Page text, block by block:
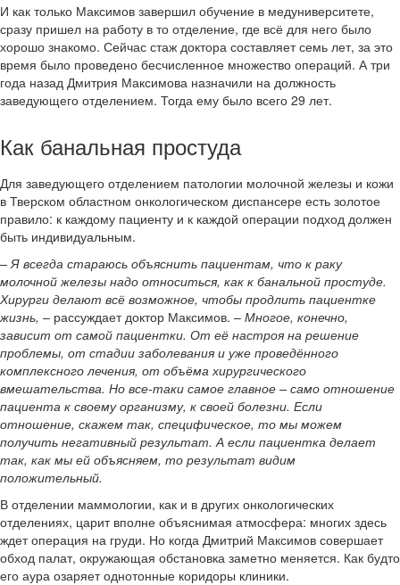
И как только Максимов завершил обучение в медуниверситете,
сразу пришел на работу в то отделение, где всё для него было
хорошо знакомо. Сейчас стаж доктора составляет семь лет, за это
время было проведено бесчисленное множество операций. А три
года назад Дмитрия Максимова назначили на должность
заведующего отделением. Тогда ему было всего 29 лет.
Как банальная простуда
Для заведующего отделением патологии молочной железы и кожи
в Тверском областном онкологическом диспансере есть золотое
правило: к каждому пациенту и к каждой операции подход должен
быть индивидуальным.
– Я всегда стараюсь объяснить пациентам, что к раку
молочной железы надо относиться, как к банальной простуде.
Хирурги делают всё возможное, чтобы продлить пациентке
жизнь, – рассуждает доктор Максимов. – Многое, конечно,
зависит от самой пациентки. От её настроя на решение
проблемы, от стадии заболевания и уже проведённого
комплексного лечения, от объёма хирургического
вмешательства. Но все-таки самое главное – само отношение
пациента к своему организму, к своей болезни. Если
отношение, скажем так, специфическое, то мы можем
получить негативный результат. А если пациентка делает
так, как мы ей объясняем, то результат видим
положительный.
В отделении маммологии, как и в других онкологических
отделениях, царит вполне объяснимая атмосфера: многих здесь
ждет операция на груди. Но когда Дмитрий Максимов совершает
обход палат, окружающая обстановка заметно меняется. Как будто
его аура озаряет однотонные коридоры клиники.